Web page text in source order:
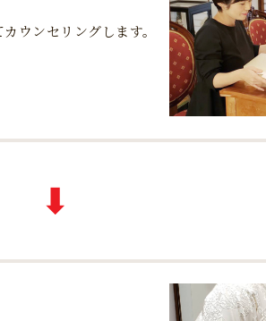
ウンセリングします。